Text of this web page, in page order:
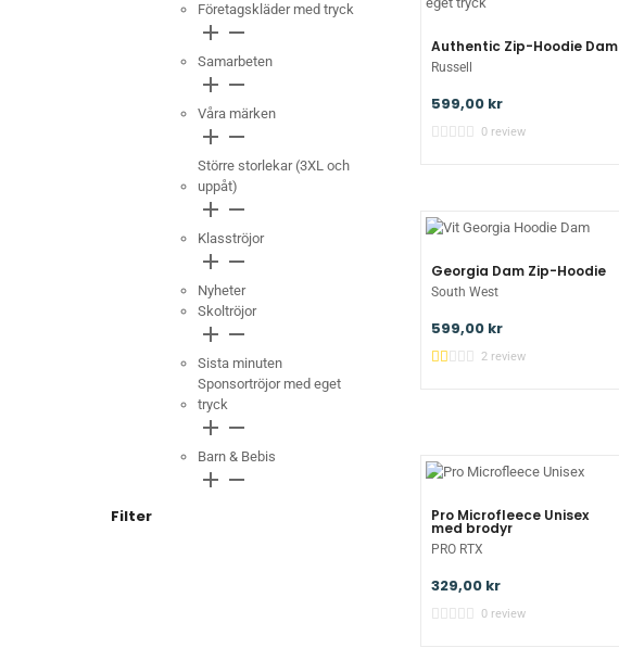
Företagskläder med tryck
add remove
Samarbeten
add remove
Våra märken
add remove
Större storlekar (3XL och
uppåt)
add remove
Klasströjor
add remove
Nyheter
Skoltröjor
add remove
Sista minuten
Sponsortröjor med eget
tryck
add remove
Barn & Bebis
add remove
Filter
Authentic Zip-Hoodie Dam
Russell
599,00 kr
0 review
Georgia Dam Zip-Hoodie
South West
599,00 kr
2 review
Pro Microfleece Unisex
med brodyr
PRO RTX
329,00 kr
0 review